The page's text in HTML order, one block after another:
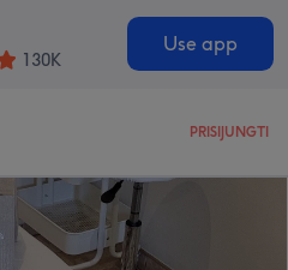
130K
Use app
PRISIJUNGTI